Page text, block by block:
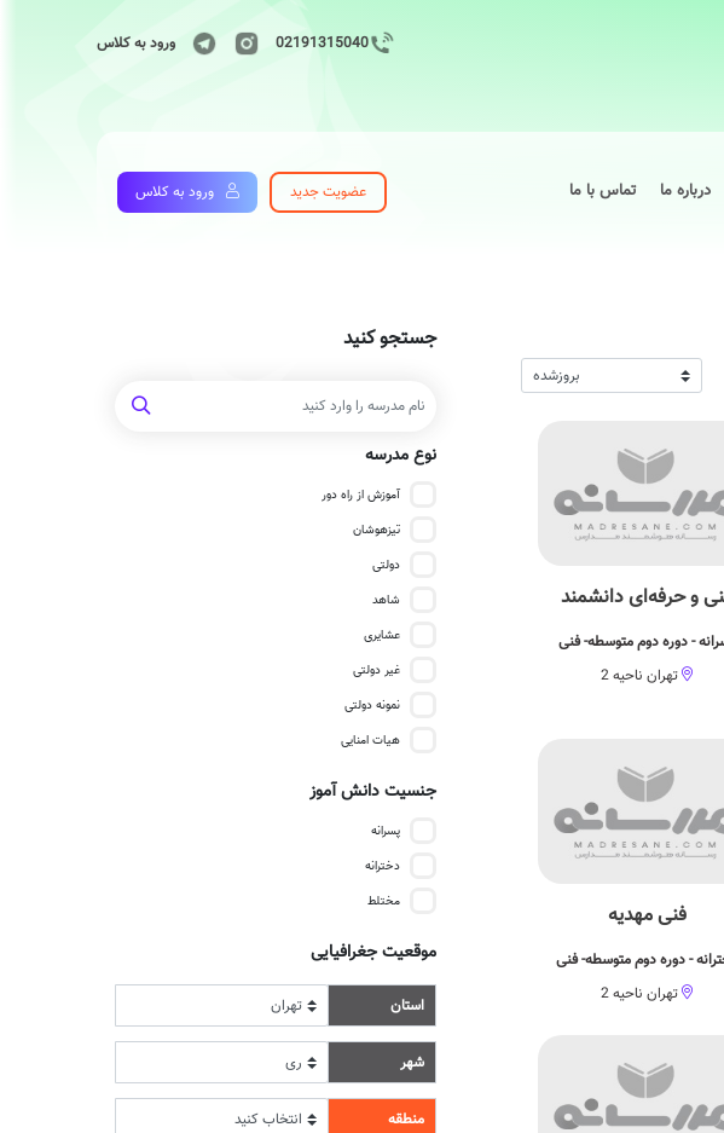
02191315040 ورود به کلاس
درباره ما تماس با ما عضویت جدید ورود به کلاس
جستجو کنید
نوع مدرسه
آموزش از راه دور
تیزهوشان
دولتی
شاهد
عشایری
غیر دولتی
نمونه دولتی
هیات امنایی
جنسیت دانش آموز
پسرانه
دخترانه
مختلط
موقعیت جغرافیایی
استان
شهر
منطقه
و حرفه‌ای دانشمند
- دوره دوم متوسطه- فنی
تهران ناحیه 2
فنی مهدیه
- دوره دوم متوسطه- فنی
تهران ناحیه 2